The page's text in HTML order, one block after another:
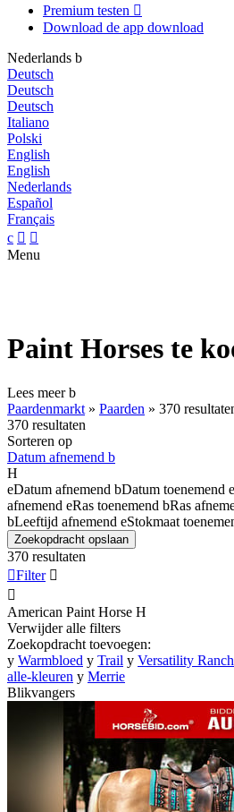
Premium testen 
Download de app download
Nederlands b
Deutsch
Deutsch
Deutsch
Italiano
Polski
English
English
Nederlands
Español
Français
c  
Menu
Paint Horses te
Lees meerb
Paardenmarkt » Paarden » 370
370 resultaten
Sorteren op
Datum afnemend b
H
eDatum afnemend bDatum toenemend e
afnemend eRas toenemend bRas
bLeeftijd afnemend eStokmaat
Zoekopdracht opslaan
370 resultaten
Filter 

American Paint Horse H
Verwijder alle filters
Zoekopdracht toevoegen:
y Warmbloed y Trail y Versatility
alle-kleuren y Merrie
Blikvangers